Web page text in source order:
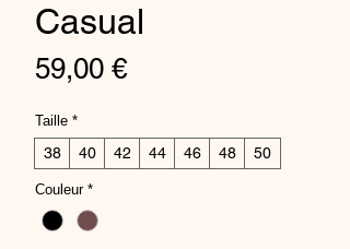
Casual
59,00 €Prix
Taille *
38 40 42 44 46 48 50
Couleur *